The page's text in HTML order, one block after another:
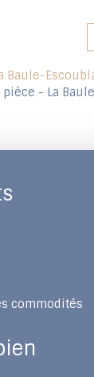
Baule-
- La
commodités